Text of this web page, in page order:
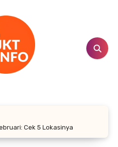
Cek 5 Lokasinya